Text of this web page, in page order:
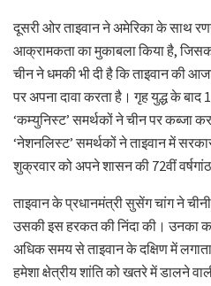
दूसरी ओर ताइवान ने अमेरिका के साथ
आक्रामकता का मुकाबला किया है,
चीन ने धमकी भी दी है कि ताइवान की
पर अपना दावा करता है। गृह युद्ध के बाद
‘कम्युनिस्ट’ समर्थकों ने चीन पर कब्जा
‘नेशनलिस्ट’ समर्थकों ने ताइवान में
शुक्रवार को अपने शासन की 72वीं
ताइवान के प्रधानमंत्री सुसेंग चांग ने
उसकी इस हरकत की निंदा की। उनका
अधिक समय से ताइवान के दक्षिण में
हमेशा क्षेत्रीय शांति को खतरे में डालने